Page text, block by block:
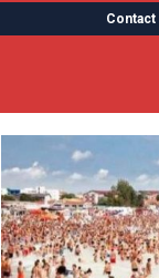
Contact